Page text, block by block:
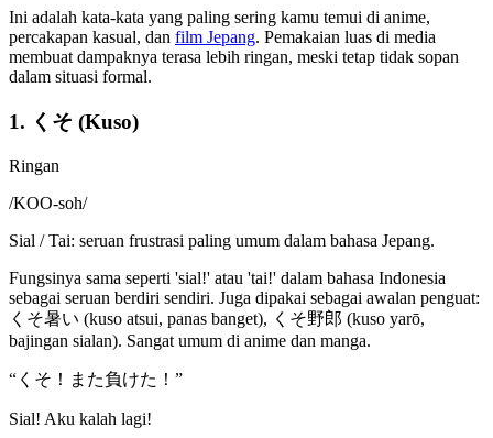
Ini adalah kata-kata yang paling sering kamu temui di anime,
percakapan kasual, dan film Jepang. Pemakaian luas di media
membuat dampaknya terasa lebih ringan, meski tetap tidak sopan
dalam situasi formal.
1. くそ (Kuso)
Ringan
/KOO-soh/
Sial / Tai: seruan frustrasi paling umum dalam bahasa Jepang.
Fungsinya sama seperti 'sial!' atau 'tai!' dalam bahasa Indonesia
sebagai seruan berdiri sendiri. Juga dipakai sebagai awalan penguat:
くそ暑い (kuso atsui, panas banget), くそ野郎 (kuso yarō,
bajingan sialan). Sangat umum di anime dan manga.
“ くそ！また負けた！ ”
Sial! Aku kalah lagi!